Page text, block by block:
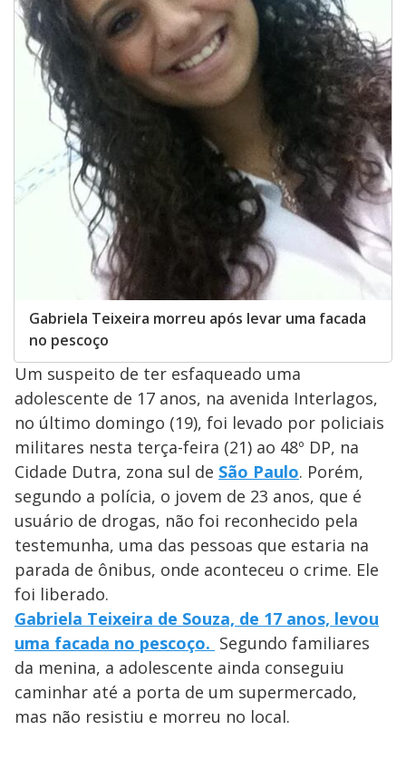
Gabriela Teixeira morreu após levar uma facada
no pescoço
Um suspeito de ter esfaqueado uma
adolescente de 17 anos, na avenida Interlagos,
no último domingo (19), foi levado por policiais
militares nesta terça-feira (21) ao 48º DP, na
Cidade Dutra, zona sul de São Paulo. Porém,
segundo a polícia, o jovem de 23 anos, que é
usuário de drogas, não foi reconhecido pela
testemunha, uma das pessoas que estaria na
parada de ônibus, onde aconteceu o crime. Ele
foi liberado.
Gabriela Teixeira de Souza, de 17 anos, levou
uma facada no pescoço. Segundo familiares
da menina, a adolescente ainda conseguiu
caminhar até a porta de um supermercado,
mas não resistiu e morreu no local.